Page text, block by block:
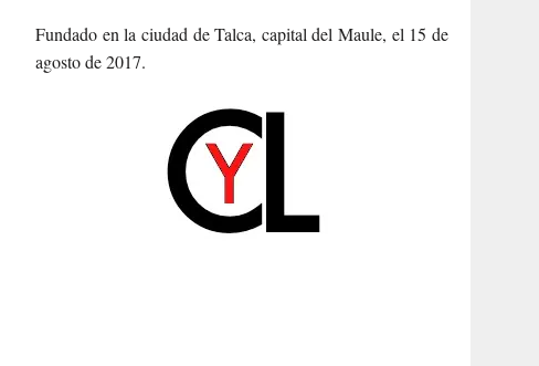
Fundado en la ciudad de Talca, capital del Maule, el 15 de
agosto de 2017.